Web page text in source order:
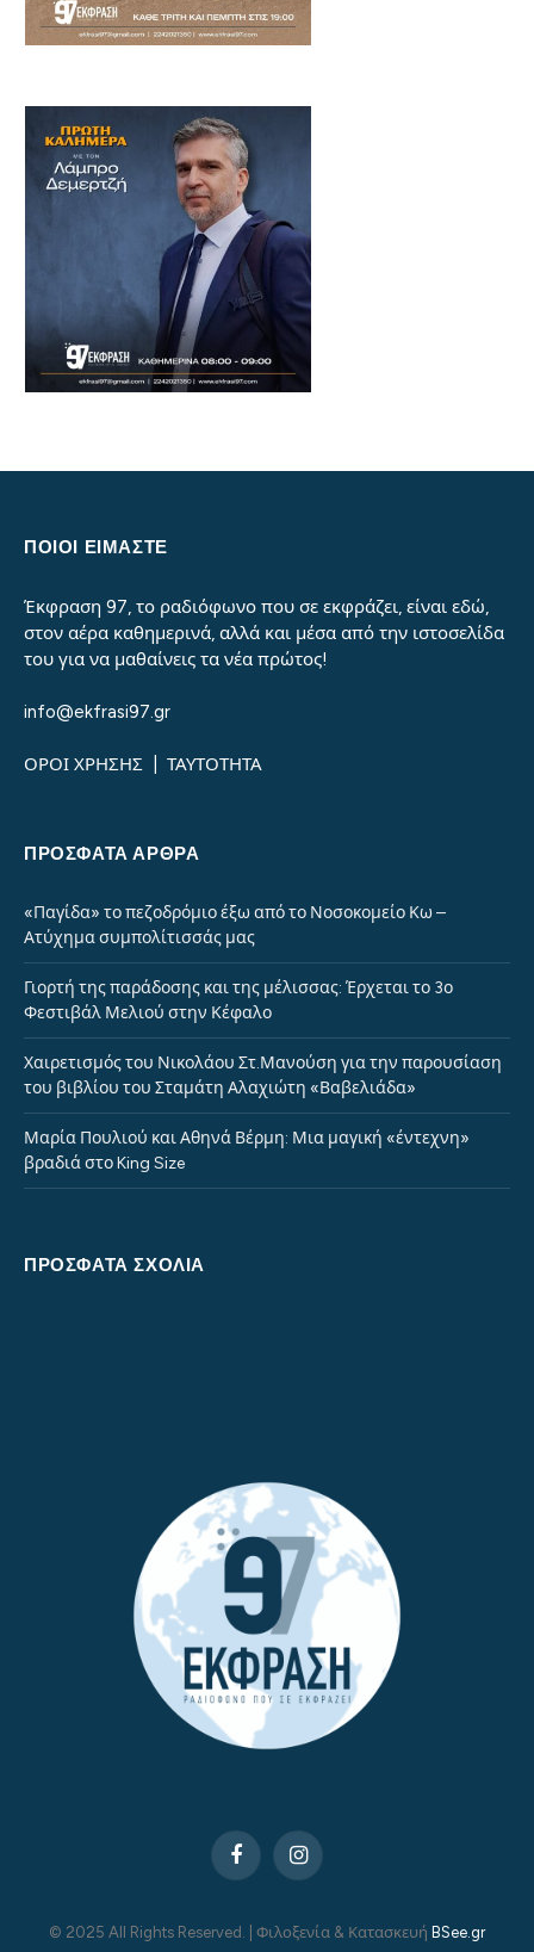
ΠΟΙΟΙ ΕΙΜΑΣΤΕ
Έκφραση 97, το ραδιόφωνο που σε εκφράζει, είναι εδώ,
στον αέρα καθημερινά, αλλά και μέσα από την ιστοσελίδα
του για να μαθαίνεις τα νέα πρώτος!
info@ekfrasi97.gr
ΟΡΟΙ ΧΡΗΣΗΣ ΤΑΥΤΟΤΗΤΑ
ΠΡΌΣΦΑΤΑ ΆΡΘΡΑ
«Παγίδα» το πεζοδρόμιο έξω από το Νοσοκομείο Κω –
Ατύχημα συμπολίτισσάς μας
Γιορτή της παράδοσης και της μέλισσας: Έρχεται το 3ο
Φεστιβάλ Μελιού στην Κέφαλο
Χαιρετισμός του Νικολάου Στ.Μανούση για την παρουσίαση
του βιβλίου του Σταμάτη Αλαχιώτη «Βαβελιάδα»
Μαρία Πουλιού και Αθηνά Βέρμη: Μια μαγική «έντεχνη»
βραδιά στο King Size
ΠΡΌΣΦΑΤΑ ΣΧΌΛΙΑ
FacebookInstagram
© 2025 All Rights Reserved. | Φιλοξενία & Κατασκευή BSee.gr